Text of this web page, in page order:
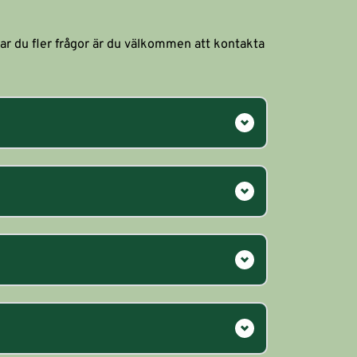
du fler frågor är du välkommen att kontakta
betalningen i bokningssystemet.
samt två enkel/dubbelsäng.
1,1m inne vid kajen.